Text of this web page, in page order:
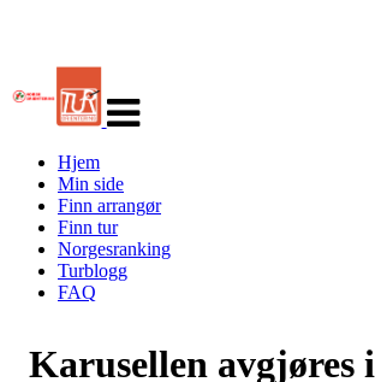
navigasjon
Hjem
Min side
Finn arrangør
Finn tur
Norgesranking
Turblogg
FAQ
Karusellen avgjøres i